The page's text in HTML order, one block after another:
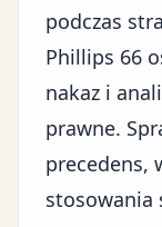
podczas
Phillips 66
nakaz i
prawne.
precedens,
stosowania